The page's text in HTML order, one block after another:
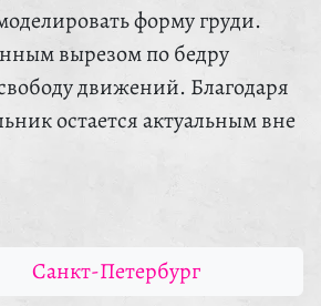
форму груди.
вырезом по бедру
движений. Благодаря
остается актуальным вне
Санкт-Петербург